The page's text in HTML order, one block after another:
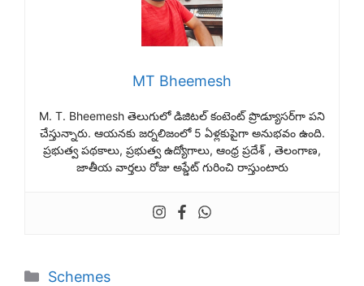
MT Bheemesh
M. T. Bheemesh తెలుగులో డిజిటల్ కంటెంట్ ప్రొడ్యూసర్‌గా పని
చేస్తున్నారు. ఆయనకు జర్నలిజంలో 5 ఏళ్లకుపైగా అనుభవం ఉంది.
ప్రభుత్వ పథకాలు, ప్రభుత్వ ఉద్యోగాలు, ఆంధ్ర ప్రదేశ్ , తెలంగాణ,
జాతీయ వార్తలు రోజు అప్డేట్ గురించి రాస్తుంటారు
Categories
Schemes